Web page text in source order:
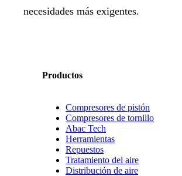
necesidades más exigentes.
Productos
Compresores de pistón
Compresores de tornillo
Abac Tech
Herramientas
Repuestos
Tratamiento del aire
Distribución de aire